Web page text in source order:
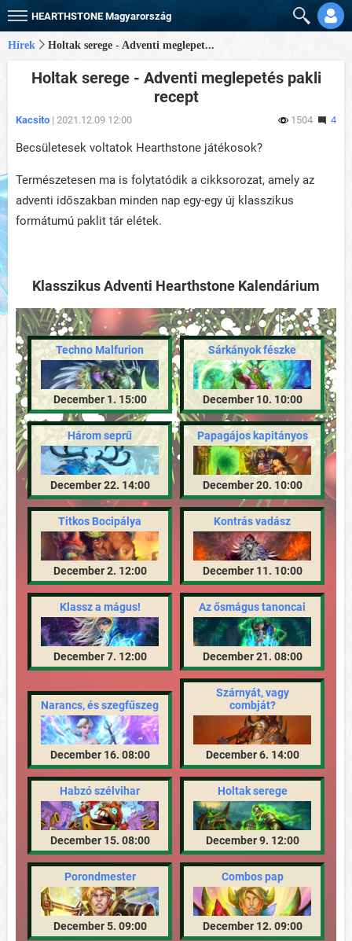
HEARTHSTONE Magyarország
Hírek Holtak serege - Adventi meglepet...
Holtak serege - Adventi meglepetés pakli
recept
Kacsito | 2021.12.09 12:00 1504 4
Becsületesek voltatok Hearthstone játékosok?
Természetesen ma is folytatódik a cikksorozat, amely az
adventi időszakban minden nap egy-egy új klasszikus
formátumú paklit tár elétek.
Klasszikus Adventi Hearthstone Kalendárium
Techno Malfurion
December 1. 15:00
Sárkányok fészke
December 10. 10:00
Három seprű
December 22. 14:00
Papagájos kapitányos
December 20. 10:00
Titkos Bocipálya
December 2. 12:00
Kontrás vadász
December 11. 10:00
Klassz a mágus!
December 7. 12:00
Az ősmágus tanoncai
December 21. 08:00
Narancs, és szegfűszeg
December 16. 08:00
Szárnyát, vagy
combját?
December 6. 14:00
Habzó szélvihar
December 15. 08:00
Holtak serege
December 9. 12:00
Porondmester
December 5. 09:00
Combos pap
December 12. 09:00